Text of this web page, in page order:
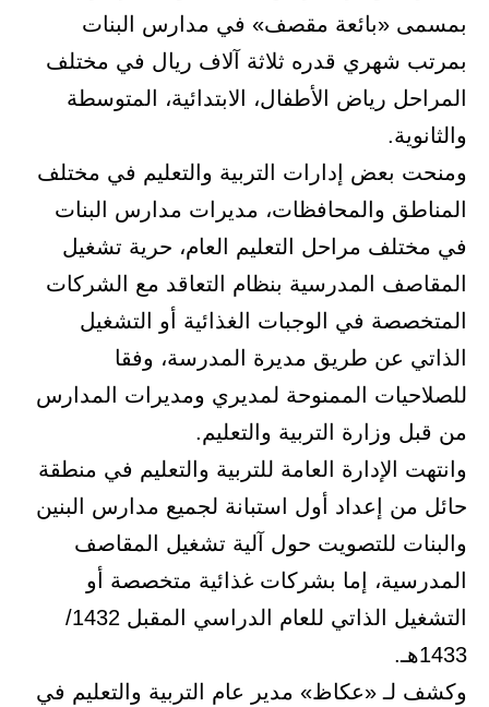
بمسمى «بائعة مقصف» في مدارس البنات
بمرتب شهري قدره ثلاثة آلاف ريال في مختلف
المراحل رياض الأطفال، الابتدائية، المتوسطة
والثانوية.
ومنحت بعض إدارات التربية والتعليم في مختلف
المناطق والمحافظات، مديرات مدارس البنات
في مختلف مراحل التعليم العام، حرية تشغيل
المقاصف المدرسية بنظام التعاقد مع الشركات
المتخصصة في الوجبات الغذائية أو التشغيل
الذاتي عن طريق مديرة المدرسة، وفقا
للصلاحيات الممنوحة لمديري ومديرات المدارس
من قبل وزارة التربية والتعليم.
وانتهت الإدارة العامة للتربية والتعليم في منطقة
حائل من إعداد أول استبانة لجميع مدارس البنين
والبنات للتصويت حول آلية تشغيل المقاصف
المدرسية، إما بشركات غذائية متخصصة أو
التشغيل الذاتي للعام الدراسي المقبل 1432/
1433هـ.
وكشف لـ «عكاظ» مدير عام التربية والتعليم في